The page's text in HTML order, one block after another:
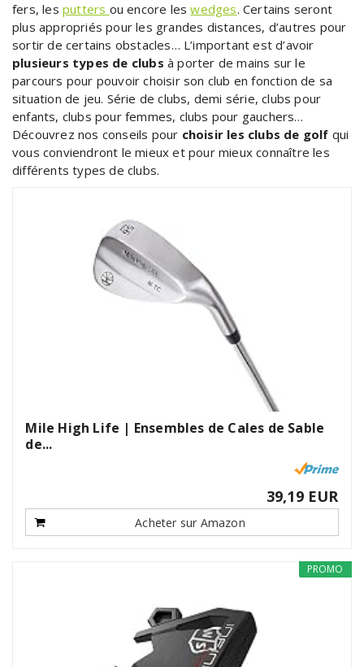
fers, lesputters ou encore leswedges. Certains seront
plus appropriés pour les grandes distances, d’autres pour
sortir de certains obstacles… L’important est d’avoir
plusieurs types de clubs à porter de mains sur le
parcours pour pouvoir choisir son club en fonction de sa
situation de jeu. Série de clubs, demi série, clubs pour
enfants, clubs pour femmes, clubs pour gauchers…
Découvrez nos conseils pour choisir les clubs de golf qui
vous conviendront le mieux et pour mieux connaître les
différents types de clubs.
Mile High Life | Ensembles de Cales de Sable
de...
39,19 EUR
Acheter sur Amazon
PROMO